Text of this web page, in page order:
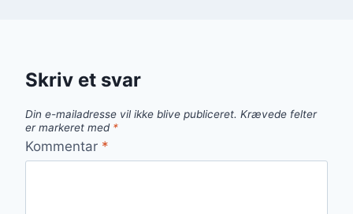
Skriv et svar
Din e-mailadresse vil ikke blive publiceret. Krævede felter
er markeret med *
Kommentar *